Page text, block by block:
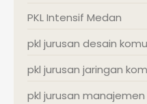
PKL Intensif Medan
pkl jurusan desain
pkl jurusan jaringan
pkl jurusan manajemen